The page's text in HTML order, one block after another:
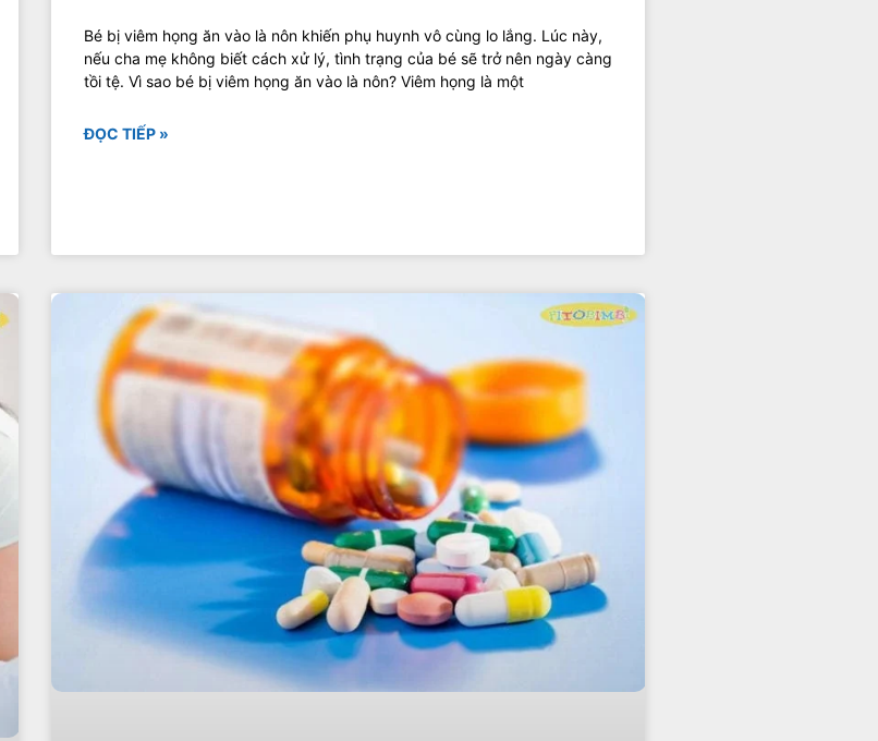
Bé bị viêm họng ăn vào là nôn khiến phụ huynh vô cùng lo lắng. Lúc này,
nếu cha mẹ không biết cách xử lý, tình trạng của bé sẽ trở nên ngày càng
tồi tệ. Vì sao bé bị viêm họng ăn vào là nôn? Viêm họng là một
ĐỌC TIẾP »